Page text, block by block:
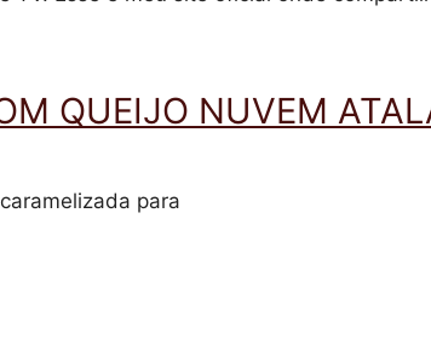
QUEIJO NUVEM
para